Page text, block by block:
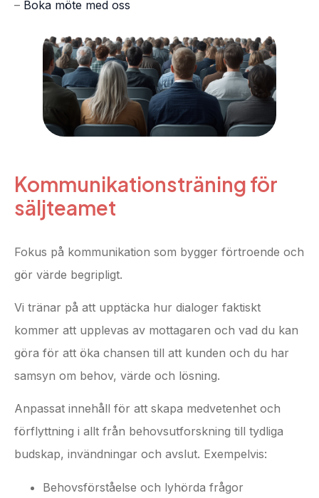
– Boka möte med oss
Kommunikationsträning för
säljteamet
Fokus på kommunikation som bygger förtroende och
gör värde begripligt.
Vi tränar på att upptäcka hur dialoger faktiskt
kommer att upplevas av mottagaren och vad du kan
göra för att öka chansen till att kunden och du har
samsyn om behov, värde och lösning.
Anpassat innehåll för att skapa medvetenhet och
förflyttning i allt från behovsutforskning till tydliga
budskap, invändningar och avslut. Exempelvis:
Behovsförståelse och lyhörda frågor